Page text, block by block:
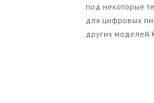
под некоторые
для цифровых
других моделей